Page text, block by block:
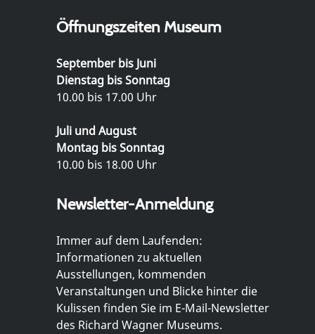
Öffnungszeiten Museum
September bis Juni
Dienstag bis Sonntag
10.00 bis 17.00 Uhr
Juli und August
Montag bis Sonntag
10.00 bis 18.00 Uhr
Newsletter-Anmeldung
Immer auf dem Laufenden:
Informationen zu aktuellen
Ausstellungen, kommenden
Veranstaltungen und Blicke hinter die
Kulissen finden Sie im E-Mail-Newsletter
des Richard Wagner Museums.